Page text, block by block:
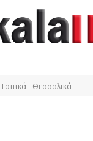
Τοπικά - Θεσσαλικά